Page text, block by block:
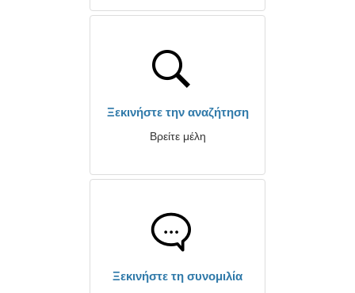
Ξεκινήστε την αναζήτηση
Βρείτε μέλη
Ξεκινήστε τη συνομιλία